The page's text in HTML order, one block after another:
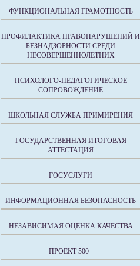
ФУНКЦИОНАЛЬНАЯ ГРАМОТНОСТЬ
ПРОФИЛАКТИКА ПРАВОНАРУШЕНИЙ И
БЕЗНАДЗОРНОСТИ СРЕДИ
НЕСОВЕРШЕННОЛЕТНИХ
ПСИХОЛОГО-ПЕДАГОГИЧЕСКОЕ
СОПРОВОЖДЕНИЕ
ШКОЛЬНАЯ СЛУЖБА ПРИМИРЕНИЯ
ГОСУДАРСТВЕННАЯ ИТОГОВАЯ
АТТЕСТАЦИЯ
ГОСУСЛУГИ
ИНФОРМАЦИОННАЯ БЕЗОПАСНОСТЬ
НЕЗАВИСИМАЯ ОЦЕНКА КАЧЕСТВА
ПРОЕКТ 500+